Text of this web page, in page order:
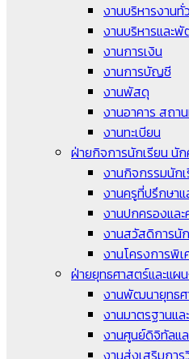
งานบริหารงานทั่
งานบริหารและ
งานการเงิน
งานการบัญชี
งานพัสดุ
งานอาคาร สถา
งานทะเบียน
ฝ่ายกิจการนักเรียน นั
งานกิจกรรมนัก
งานครูที่ปรึกษาแ
งานปกครองแล
งานสวัสดิการนั
งานโครงการพิ
ฝ่ายยุทธศาสตร์และแผ
งานพัฒนายุทธศ
งานมาตรฐานแ
งานศูนย์ดิจิทัลแ